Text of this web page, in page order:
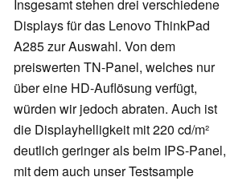
Insgesamt stehen drei verschiedene
Displays für das Lenovo ThinkPad
A285 zur Auswahl. Von dem
preiswerten TN-Panel, welches nur
über eine HD-Auflösung verfügt,
würden wir jedoch abraten. Auch ist
die Displayhelligkeit mit 220 cd/m²
deutlich geringer als beim IPS-Panel,
mit dem auch unser Testsample